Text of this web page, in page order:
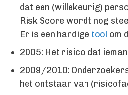
dat een (willekeurig)
Risk Score wordt nog
Er is een handige tool om
2005: Het risico dat
2009/2010:
het ontstaan van